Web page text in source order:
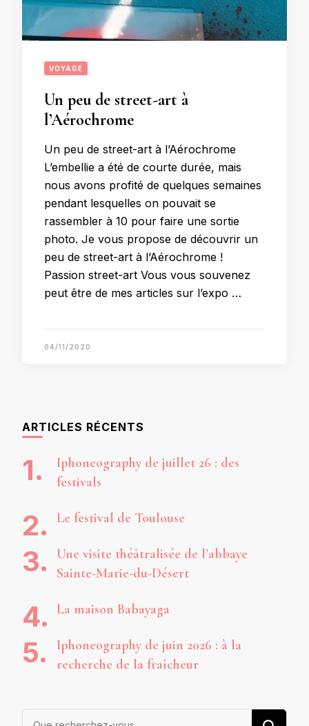
VOYAGE
Un peu de street-art à
l’Aérochrome
Un peu de street-art à l’Aérochrome
L’embellie a été de courte durée, mais
nous avons profité de quelques semaines
pendant lesquelles on pouvait se
rassembler à 10 pour faire une sortie
photo. Je vous propose de découvrir un
peu de street-art à l’Aérochrome !
Passion street-art Vous vous souvenez
peut être de mes articles sur l’expo …
04/11/2020
ARTICLES RÉCENTS
Iphoneography de juillet 26 : des
festivals
Le festival de Toulouse
Une visite théâtralisée de l’abbaye
Sainte-Marie-du-Désert
La maison Babayaga
Iphoneography de juin 2026 : à la
recherche de la fraîcheur
Vous